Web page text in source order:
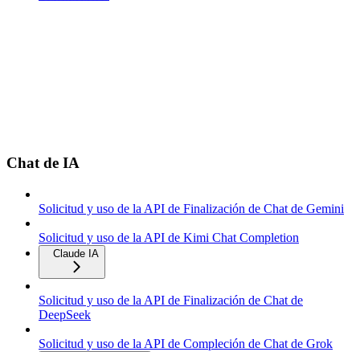
Chat de IA
Solicitud y uso de la API de Finalización de Chat de Gemini
Solicitud y uso de la API de Kimi Chat Completion
Claude IA
Solicitud y uso de la API de Finalización de Chat de
DeepSeek
Solicitud y uso de la API de Compleción de Chat de Grok